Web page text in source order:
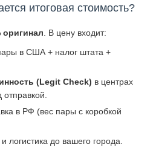
итоговая стоимость?
оригинал . В цену входит:
в США + налог штата +
(Legit Check) в центрах
в РФ (вес пары с коробкой
логистика до вашего города.